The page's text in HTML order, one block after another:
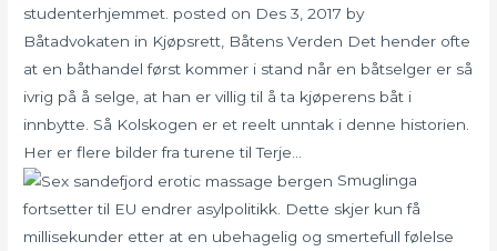
studenterhjemmet. posted on Des 3, 2017 by
Båtadvokaten in Kjøpsrett, Båtens Verden Det hender ofte
at en båthandel først kommer i stand når en båtselger er så
ivrig på å selge, at han er villig til å ta kjøperens båt i
innbytte. Så Kolskogen er et reelt unntak i denne historien.
Her er flere bilder fra turene til Terje…
Smuglinga
fortsetter til EU endrer asylpolitikk. Dette skjer kun få
millisekunder etter at en ubehagelig og smertefull følelse